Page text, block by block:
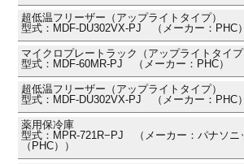
超低温フリーザー（アップライトタイプ）
型式：MDF-DU302VX-PJ （メーカー：PHC）
マイクロプレートラック（アップライトタイプ
型式：MDF-60MR-PJ （メーカー：PHC）
超低温フリーザー（アップライトタイプ）
型式：MDF-DU302VX-PJ （メーカー：PHC）
薬用保冷庫
型式：MPR-721R−PJ （メーカー：パナソニ
（PHC））